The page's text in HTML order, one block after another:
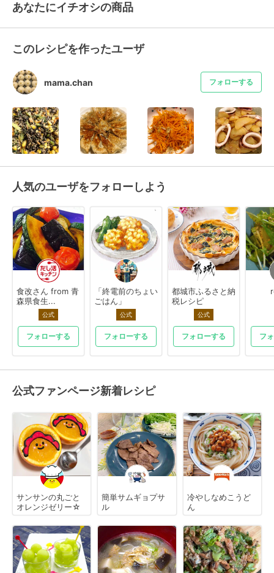
あなたにイチオシの商品
このレシピを作ったユーザ
mama.chan フォローする
人気のユーザをフォローしよう
食改さん from 青
森県食生...
公式
フォローする
「終電前のちょい
ごはん」
公式
フォローする
都城市ふるさと納
税レシピ
公式
フォローする フ
公式ファンページ新着レシピ
サンサンの丸ごと
オレンジゼリー☆
簡単サムギョプサ
ル
冷やしなめこうど
ん